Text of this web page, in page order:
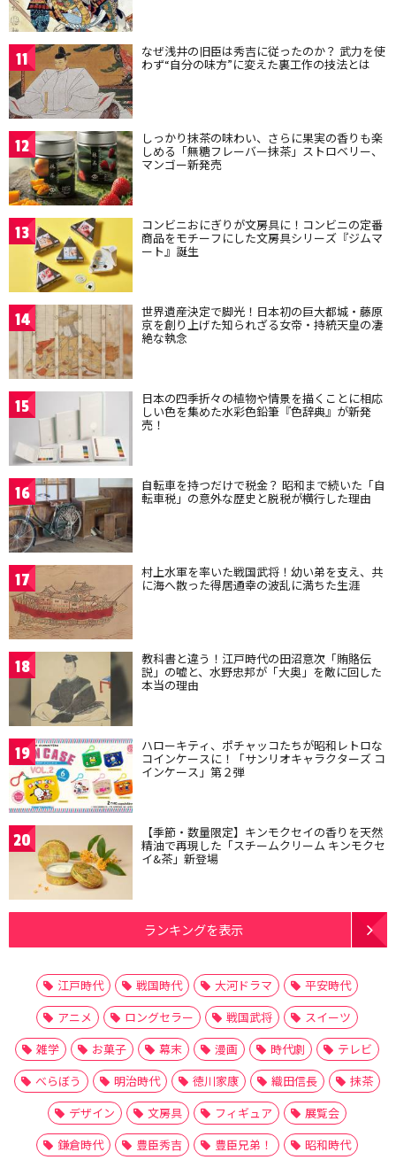
11 なぜ浅井の旧臣は秀吉に従ったのか？ 武力を使
わず“自分の味方”に変えた裏工作の技法とは
12 しっかり抹茶の味わい、さらに果実の香りも楽
しめる「無糖フレーバー抹茶」ストロベリー、
マンゴー新発売
13 コンビニおにぎりが文房具に！コンビニの定番
商品をモチーフにした文房具シリーズ『ジムマ
ート』誕生
14 世界遺産決定で脚光！日本初の巨大都城・藤原
京を創り上げた知られざる女帝・持統天皇の凄
絶な執念
15 日本の四季折々の植物や情景を描くことに相応
しい色を集めた水彩色鉛筆『色辞典』が新発
売！
16 自転車を持つだけで税金？ 昭和まで続いた「自
転車税」の意外な歴史と脱税が横行した理由
17 村上水軍を率いた戦国武将！幼い弟を支え、共
に海へ散った得居通幸の波乱に満ちた生涯
18 教科書と違う！江戸時代の田沼意次「賄賂伝
説」の嘘と、水野忠邦が「大奥」を敵に回した
本当の理由
19 ハローキティ、ポチャッコたちが昭和レトロな
コインケースに！「サンリオキャラクターズ コ
インケース」第２弾
20 【季節・数量限定】キンモクセイの香りを天然
精油で再現した「スチームクリーム キンモクセ
イ&茶」新登場
ランキングを表示
江戸時代 戦国時代 大河ドラマ
平安時代
アニメ
ロングセラー 戦国武将
スイーツ
雑学
お菓子 幕末 漫画 時代劇
テレビ
べらぼう
明治時代 徳川家康 織田信長
抹茶
デザイン
文房具 フィギュア
展覧会
鎌倉時代
豊臣秀吉 豊臣兄弟！
昭和時代